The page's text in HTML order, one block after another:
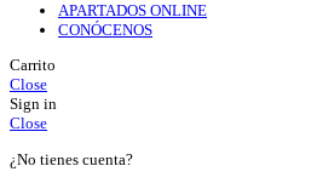
APARTADOS ONLINE
CONÓCENOS
Carrito
Close
Sign in
Close
¿No tienes cuenta?